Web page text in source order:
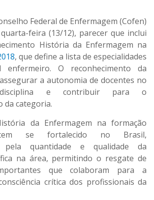
Federal de Enfermagem (Cofen)
feira (13/12), parecer que inclui
História da Enfermagem na
, que define a lista de especialidades
enfermeiro. O reconhecimento da
a autonomia de docentes no
e contribuir para o
da categoria.
da Enfermagem na formação
tem se fortalecido no Brasil,
pela quantidade e qualidade da
na área, permitindo o resgate de
que colaboram para a
crítica dos profissionais da